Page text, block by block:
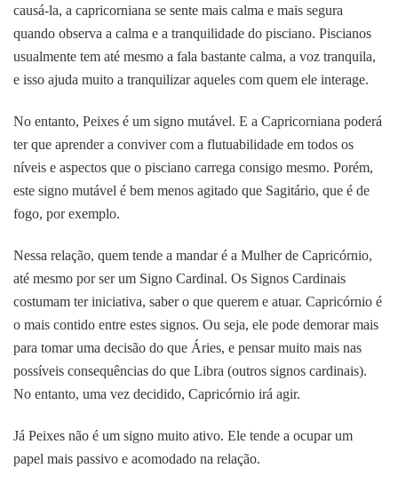
causá-la, a capricorniana se sente mais calma e mais segura
quando observa a calma e a tranquilidade do pisciano. Piscianos
usualmente tem até mesmo a fala bastante calma, a voz tranquila,
e isso ajuda muito a tranquilizar aqueles com quem ele interage.
No entanto, Peixes é um signo mutável. E a Capricorniana poderá
ter que aprender a conviver com a flutuabilidade em todos os
níveis e aspectos que o pisciano carrega consigo mesmo. Porém,
este signo mutável é bem menos agitado que Sagitário, que é de
fogo, por exemplo.
Nessa relação, quem tende a mandar é a Mulher de Capricórnio,
até mesmo por ser um Signo Cardinal. Os Signos Cardinais
costumam ter iniciativa, saber o que querem e atuar. Capricórnio é
o mais contido entre estes signos. Ou seja, ele pode demorar mais
para tomar uma decisão do que Áries, e pensar muito mais nas
possíveis consequências do que Libra (outros signos cardinais).
No entanto, uma vez decidido, Capricórnio irá agir.
Já Peixes não é um signo muito ativo. Ele tende a ocupar um
papel mais passivo e acomodado na relação.